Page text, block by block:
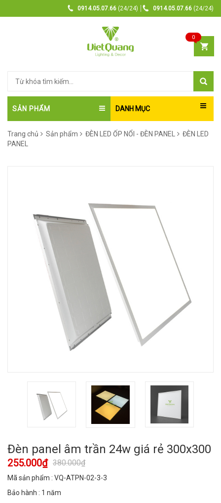
0914.05.07.66 (24/24) 0914.05.07.66 (24/24)
0
SẢN PHẨM DANH MỤC
Trang chủ Sản phẩm ĐÈN LED ỐP NỔI - ĐÈN PANEL
ĐÈN LED
PANEL
Đèn panel âm trần 24w giá rẻ 300x300
255.000₫ 380.000₫
Mã sản phẩm : VQ-ATPN-02-3-3
Bảo hành : 1 năm